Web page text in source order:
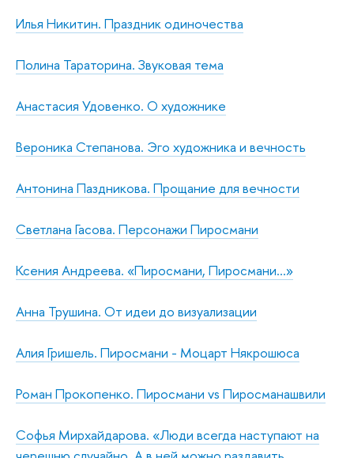
Илья Никитин. Праздник одиночества
Полина Тараторина. Звуковая тема
Анастасия Удовенко. О художнике
Вероника Степанова. Эго художника и вечность
Антонина Паздникова. Прощание для вечности
Светлана Гасова. Персонажи Пиросмани
Ксения Андреева. «Пиросмани, Пиросмани...»
Анна Трушина. От идеи до визуализации
Алия Гришель. Пиросмани - Моцарт Някрошюса
Роман Прокопенко. Пиросмани vs Пиросманашвили
Софья Мирхайдарова. «Люди всегда наступают на